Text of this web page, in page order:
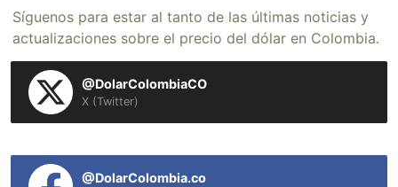
Síguenos para estar al tanto de las últimas noticias y
actualizaciones sobre el precio del dólar en Colombia.
@DolarColombiaCO
X (Twitter)
@DolarColombia.co